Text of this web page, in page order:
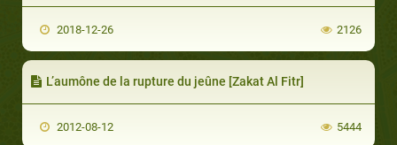
2018-12-26 2126
L’aumône de la rupture du jeûne [Zakat Al Fitr]
2012-08-12 5444